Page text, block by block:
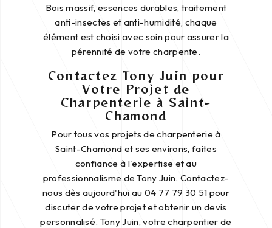
Bois massif, essences durables, traitement
anti-insectes et anti-humidité, chaque
élément est choisi avec soin pour assurer la
pérennité de votre charpente.
Contactez Tony Juin pour
Votre Projet de
Charpenterie à Saint-
Chamond
Pour tous vos projets de charpenterie à
Saint-Chamond et ses environs, faites
confiance à l'expertise et au
professionnalisme de Tony Juin. Contactez-
nous dès aujourd'hui au 04 77 79 30 51 pour
discuter de votre projet et obtenir un devis
personnalisé. Tony Juin, votre charpentier de